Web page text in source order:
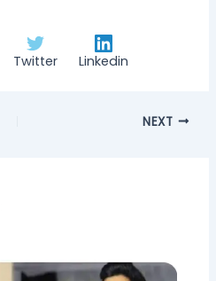
Twitter Linkedin
NEXT